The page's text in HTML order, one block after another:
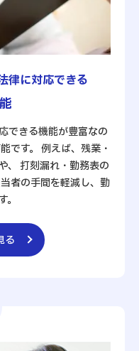
律に対応できる
できる機能が豊富なの
です。 例えば、残業・
、 打刻漏れ・勤務表の
者の手間を軽減し、勤
る